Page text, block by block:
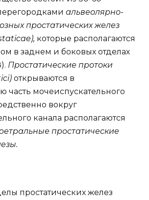
альвеолярно-
простатических желез
которые располагаются
в заднем и боковых отделах
Простатические протоки
открываются в
часть мочеиспускательного
вокруг
канала располагаются
простатические
простатических желез